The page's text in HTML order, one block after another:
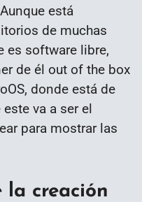
está
de muchas
es software libre,
de él out of the box
donde está de
va a ser el
para mostrar las
la creación